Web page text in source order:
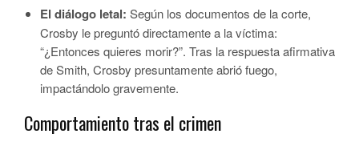
El diálogo letal: Según los documentos de la corte,
Crosby le preguntó directamente a la víctima:
“¿Entonces quieres morir?”. Tras la respuesta afirmativa
de Smith, Crosby presuntamente abrió fuego,
impactándolo gravemente.
Comportamiento tras el crimen